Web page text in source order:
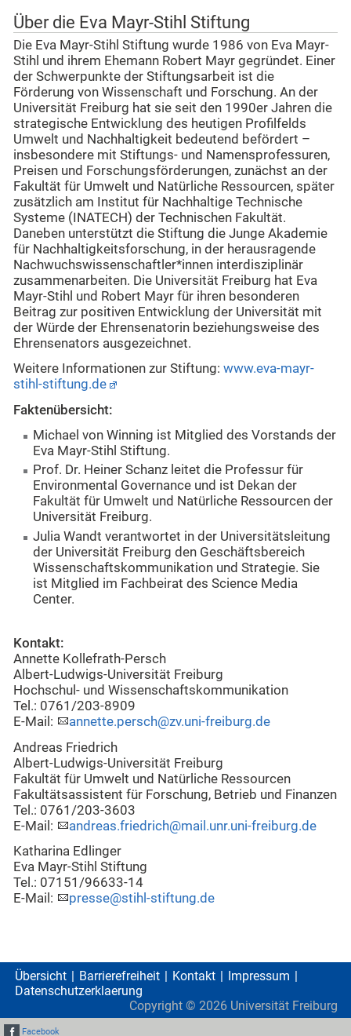
Über die Eva Mayr-Stihl Stiftung
Die Eva Mayr-Stihl Stiftung wurde 1986 von Eva Mayr-
Stihl und ihrem Ehemann Robert Mayr gegründet. Einer
der Schwerpunkte der Stiftungsarbeit ist die
Förderung von Wissenschaft und Forschung. An der
Universität Freiburg hat sie seit den 1990er Jahren die
strategische Entwicklung des heutigen Profilfelds
Umwelt und Nachhaltigkeit bedeutend befördert –
insbesondere mit Stiftungs- und Namensprofessuren,
Preisen und Forschungsförderungen, zunächst an der
Fakultät für Umwelt und Natürliche Ressourcen, später
zusätzlich am Institut für Nachhaltige Technische
Systeme (INATECH) der Technischen Fakultät.
Daneben unterstützt die Stiftung die Junge Akademie
für Nachhaltigkeitsforschung, in der herausragende
Nachwuchswissenschaftler*innen interdisziplinär
zusammenarbeiten. Die Universität Freiburg hat Eva
Mayr-Stihl und Robert Mayr für ihren besonderen
Beitrag zur positiven Entwicklung der Universität mit
der Würde der Ehrensenatorin beziehungsweise des
Ehrensenators ausgezeichnet.
Weitere Informationen zur Stiftung: www.eva-mayr-
stihl-stiftung.de
Faktenübersicht:
Michael von Winning ist Mitglied des Vorstands der
Eva Mayr-Stihl Stiftung.
Prof. Dr. Heiner Schanz leitet die Professur für
Environmental Governance und ist Dekan der
Fakultät für Umwelt und Natürliche Ressourcen der
Universität Freiburg.
Julia Wandt verantwortet in der Universitätsleitung
der Universität Freiburg den Geschäftsbereich
Wissenschaftskommunikation und Strategie. Sie
ist Mitglied im Fachbeirat des Science Media
Center.
Kontakt:
Annette Kollefrath-Persch
Albert-Ludwigs-Universität Freiburg
Hochschul- und Wissenschaftskommunikation
Tel.: 0761/203-8909
E-Mail:
annette.persch@zv.uni-freiburg.de
Andreas Friedrich
Albert-Ludwigs-Universität Freiburg
Fakultät für Umwelt und Natürliche Ressourcen
Fakultätsassistent für Forschung, Betrieb und Finanzen
Tel.: 0761/203-3603
E-Mail:
andreas.friedrich@mail.unr.uni-freiburg.de
Katharina Edlinger
Eva Mayr-Stihl Stiftung
Tel.: 07151/96633-14
E-Mail:
presse@stihl-stiftung.de
Übersicht Barrierefreiheit Kontakt
Impressum
Datenschutzerklaerung
Copyright © 2026 Universität Freiburg
Facebook